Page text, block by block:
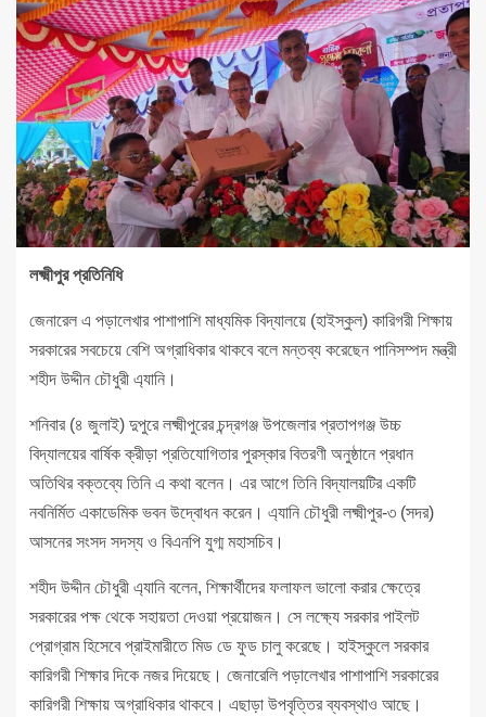
লক্ষ্মীপুর প্রতিনিধি
জেনারেল এ পড়ালেখার পাশাপাশি মাধ্যমিক বিদ্যালয়ে (হাইস্কুল) কারিগরী শিক্ষায়
সরকারের সবচেয়ে বেশি অগ্রাধিকার থাকবে বলে মন্তব্য করেছেন পানিসম্পদ মন্ত্রী
শহীদ উদ্দীন চৌধুরী এ্যানি।
শনিবার (৪ জুলাই) দুপুরে লক্ষ্মীপুরের চন্দ্রগঞ্জ উপজেলার প্রতাপগঞ্জ উচ্চ
বিদ্যালয়ের বার্ষিক ক্রীড়া প্রতিযোগিতার পুরস্কার বিতরণী অনুষ্ঠানে প্রধান
অতিথির বক্তব্যে তিনি এ কথা বলেন। এর আগে তিনি বিদ্যালয়টির একটি
নবনির্মিত একাডেমিক ভবন উদ্বোধন করেন। এ্যানি চৌধুরী লক্ষ্মীপুর-৩ (সদর)
আসনের সংসদ সদস্য ও বিএনপি যুগ্ম মহাসচিব।
শহীদ উদ্দীন চৌধুরী এ্যানি বলেন, শিক্ষার্থীদের ফলাফল ভালো করার ক্ষেত্রে
সরকারের পক্ষ থেকে সহায়তা দেওয়া প্রয়োজন। সে লক্ষ্যে সরকার পাইলট
প্রোগ্রাম হিসেবে প্রাইমারীতে মিড ডে ফুড চালু করেছে। হাইস্কুলে সরকার
কারিগরী শিক্ষার দিকে নজর দিয়েছে। জেনারেলি পড়ালেখার পাশাপাশি সরকারের
কারিগরী শিক্ষায় অগ্রাধিকার থাকবে। এছাড়া উপবৃত্তির ব্যবস্থাও আছে।